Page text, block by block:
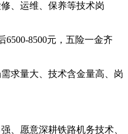
、运维、保养等技术岗
6500-8500元，五险一金齐
求量大、技术含金量高、岗
、愿意深耕铁路机务技术、